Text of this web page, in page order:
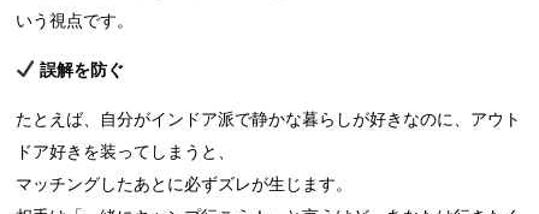
いう視点です。
誤解を防ぐ
たとえば、自分がインドア派で静かな暮らしが好きなのに、アウト
ドア好きを装ってしまうと、
マッチングしたあとに必ずズレが生じます。